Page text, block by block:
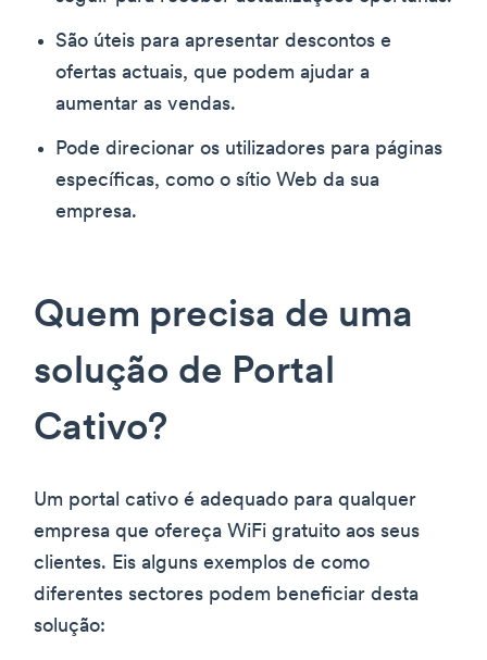
São úteis para apresentar descontos e
ofertas actuais, que podem ajudar a
aumentar as vendas.
Pode direcionar os utilizadores para páginas
específicas, como o sítio Web da sua
empresa.
Quem precisa de uma
solução de Portal
Cativo?
Um portal cativo é adequado para qualquer
empresa que ofereça WiFi gratuito aos seus
clientes. Eis alguns exemplos de como
diferentes sectores podem beneficiar desta
solução: